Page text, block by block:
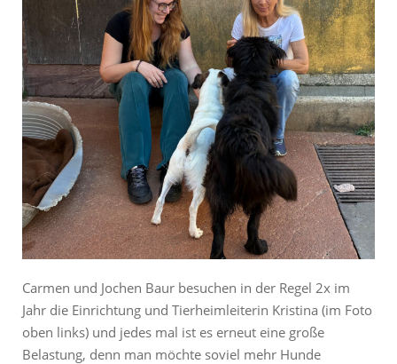
Carmen und Jochen Baur besuchen in der Regel 2x im
Jahr die Einrichtung und Tierheimleiterin Kristina (im Foto
oben links) und jedes mal ist es erneut eine große
Belastung, denn man möchte soviel mehr Hunde